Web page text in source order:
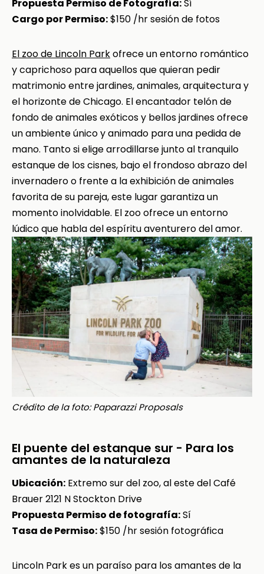
Propuesta Permiso de Fotografía:Sí
Cargo por Permiso:$150 /hr sesión de fotos
El zoo de Lincoln Parkofrece un entorno romántico
y caprichoso para aquellos que quieran pedir
matrimonio entre jardines, animales, arquitectura y
el horizonte de Chicago. El encantador telón de
fondo de animales exóticos y bellos jardines ofrece
un ambiente único y animado para una pedida de
mano. Tanto si elige arrodillarse junto al tranquilo
estanque de los cisnes, bajo el frondoso abrazo del
invernadero o frente a la exhibición de animales
favorita de su pareja, este lugar garantiza un
momento inolvidable. El zoo ofrece un entorno
lúdico que habla del espíritu aventurero del amor.
Crédito de la foto: Paparazzi Proposals
El puente del estanque sur - Para los
amantes de la naturaleza
Ubicación: Extremo sur del zoo, al este del Café
Brauer 2121 N Stockton Drive
Propuesta Permiso de fotografía:Sí
Tasa de Permiso:$150 /hr sesión fotográfica
Lincoln Park es un paraíso para los amantes de la